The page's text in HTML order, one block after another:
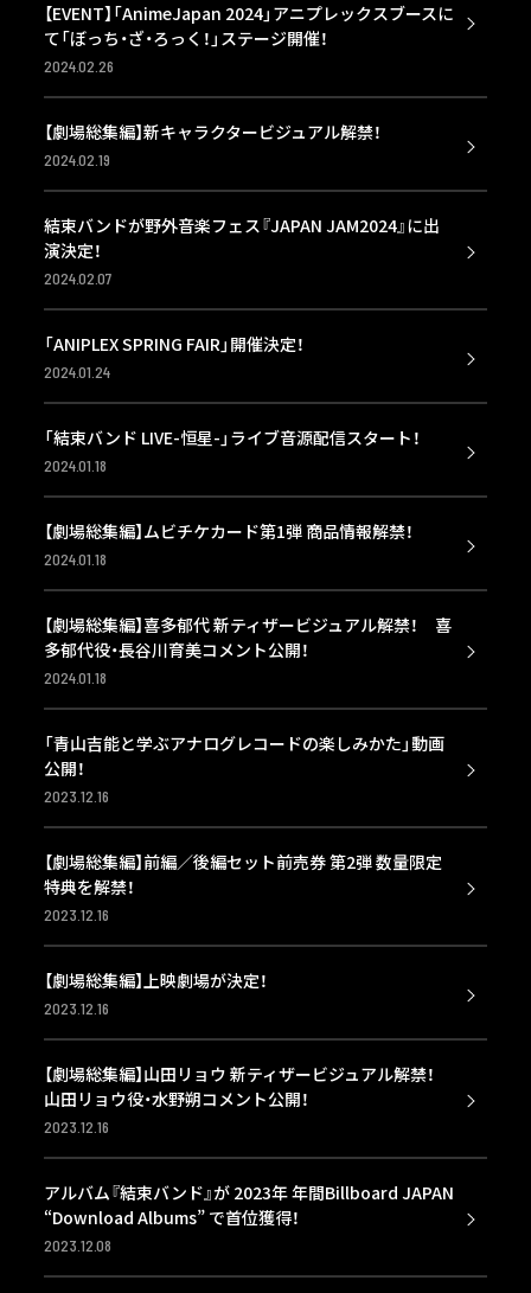
【EVENT】「AnimeJapan 2024」アニプレックスブースに
て「ぼっち・ざ・ろっく！」ステージ開催！
2024.02.26
【劇場総集編】新キャラクタービジュアル解禁！
2024.02.19
結束バンドが野外音楽フェス『JAPAN JAM2024』に出
演決定！
2024.02.07
「ANIPLEX SPRING FAIR」開催決定！
2024.01.24
「結束バンド LIVE-恒星-」ライブ音源配信スタート！
2024.01.18
【劇場総集編】ムビチケカード第1弾 商品情報解禁！
2024.01.18
【劇場総集編】喜多郁代 新ティザービジュアル解禁！ 喜
多郁代役・長谷川育美コメント公開！
2024.01.18
「青山吉能と学ぶアナログレコードの楽しみかた」動画
公開！
2023.12.16
【劇場総集編】前編／後編セット前売券 第2弾 数量限定
特典を解禁！
2023.12.16
【劇場総集編】上映劇場が決定！
2023.12.16
【劇場総集編】山田リョウ 新ティザービジュアル解禁！
山田リョウ役・水野朔コメント公開！
2023.12.16
アルバム『結束バンド』が 2023年 年間Billboard JAPAN
“Download Albums” で首位獲得！
2023.12.08